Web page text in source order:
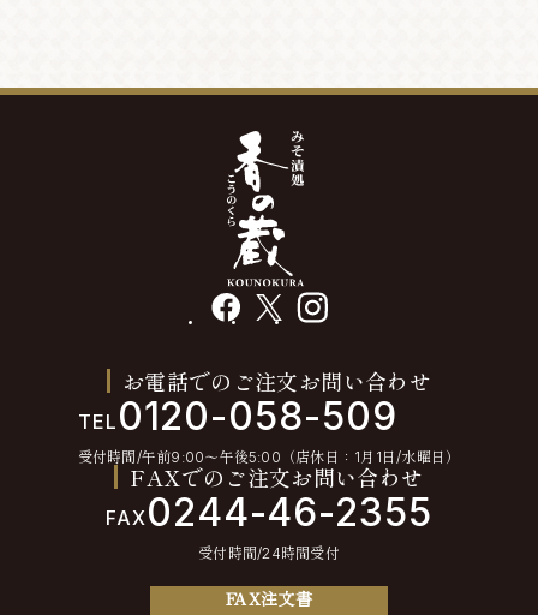
facebook instagram
お電話でのご注文お問い合わせ
TEL 0120-058-509
受付時間/午前9:00〜午後5:00（店休日：1月1日/水曜日）
FAXでのご注文お問い合わせ
FAX0244-46-2355
受付時間/24時間受付
FAX注文書